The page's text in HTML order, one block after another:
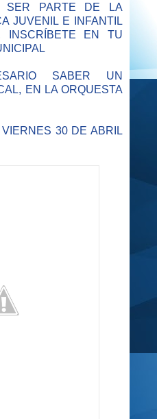
SER PARTE DE LA
JUVENIL E INFANTIL
INSCRÍBETE EN TU
SABER UN
EN LA ORQUESTA
30 DE ABRIL